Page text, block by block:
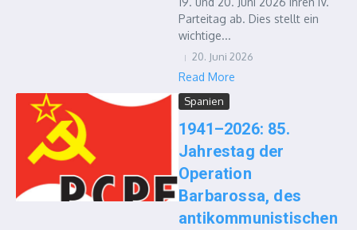
Parteitag ab. Dies stellt ein
wichtige...
20. Juni 2026
Read More
Spanien
1941–2026: 85.
Jahrestag der
Operation
Barbarossa, des
antikommunistischen